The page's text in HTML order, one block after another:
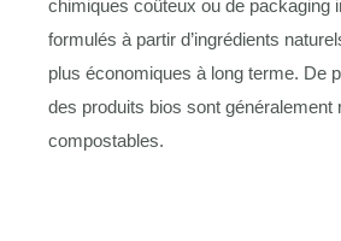
chimiques coûteux ou de packaging
formulés à partir d’ingrédients
plus économiques à long terme. De
des produits bios sont généralement
compostables.